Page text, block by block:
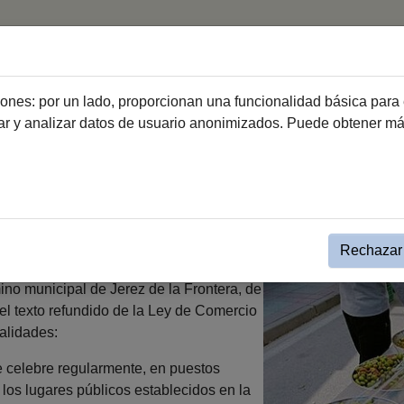
Mercados Venta Ambulante
municipal de Jerez de la Frontera, de
texto refundido de la Ley de Comercio
regularmente, en puestos
lugares públicos establecidos en la
por un lado, proporcionan una funcionalidad básica
y analizar datos de usuario anonimizados. Puede obtener